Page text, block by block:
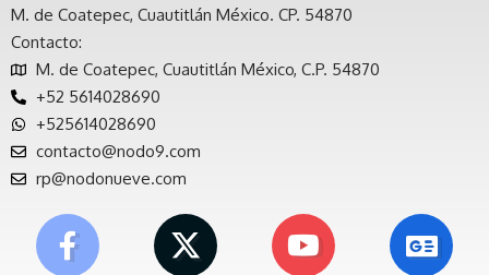
M. de Coatepec, Cuautitlán México. CP. 54870
Contacto:
M. de Coatepec, Cuautitlán México, C.P. 54870
+52 5614028690
+525614028690
contacto@nodo9.com
rp@nodonueve.com